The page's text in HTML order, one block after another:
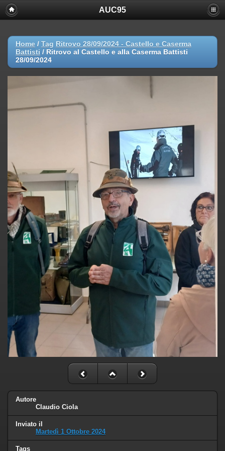
AUC95
Home / Tag Ritrovo 28/09/2024 - Castello e Caserma
Battisti / Ritrovo al Castello e alla Caserma Battisti
28/09/2024
Autore
Claudio Ciola
Inviato il
Martedì 1 Ottobre 2024
Tags